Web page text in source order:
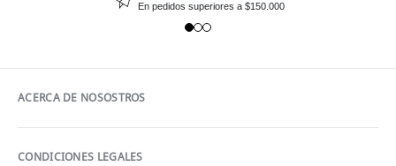
En pedidos superiores a $150.000
ACERCA DE NOSOSTROS
CONDICIONES LEGALES